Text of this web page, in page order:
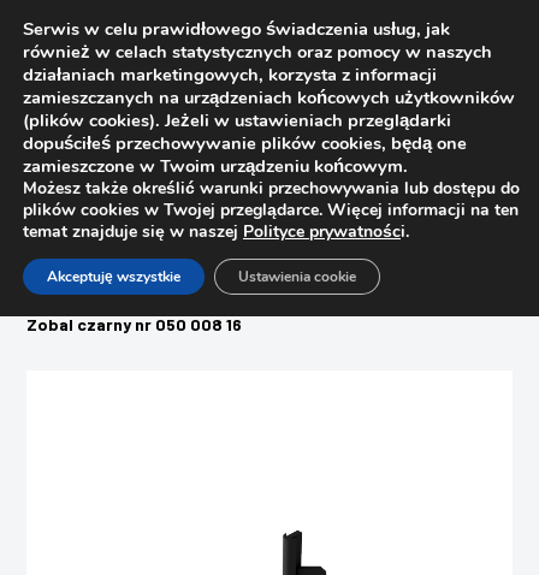
Strona główna
Sklep
Listwy, cokoły, profile, drążki
Zobal czarny nr 050 008 16
Serwis w celu prawidłowego świadczenia usług, jak
również w celach statystycznych oraz pomocy w naszych
działaniach marketingowych, korzysta z informacji
zamieszczanych na urządzeniach końcowych użytkowników
(plików cookies). Jeżeli w ustawieniach przeglądarki
dopuściłeś przechowywanie plików cookies, będą one
zamieszczone w Twoim urządzeniu końcowym.
Możesz także określić warunki przechowywania lub dostępu do
plików cookies w Twojej przeglądarce. Więcej informacji na ten
temat znajduje się w naszej Polityce prywatności.
Akceptuję wszystkie Ustawienia cookie